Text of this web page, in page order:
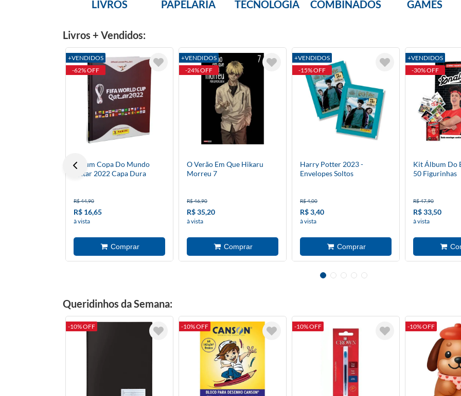
LIVROS PAPELARIA TECNOLOGIA COMBINADOS GAMES
Livros + Vendidos:
+VENDIDOS
-62% OFF
Álbum Copa Do Mundo
Qatar 2022 Capa Dura
R$ 44,90
R$ 16,65
à vista
+VENDIDOS
-24% OFF
O Verão Em Que Hikaru
Morreu 7
R$ 46,90
R$ 35,20
à vista
+VENDIDOS
-15% OFF
Harry Potter 2023 -
Envelopes Soltos
R$ 4,00
R$ 3,40
à vista
+VENDIDOS
-30% OFF
Kit Álbum Do
50 Figurinhas
R$ 47,90
R$ 33,50
à vista
Queridinhos da Semana:
-10% OFF -10% OFF -10% OFF -10% OFF